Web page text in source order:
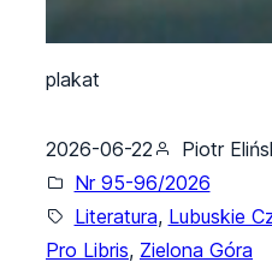
plakat
2026-06-22 Piotr
Nr 95-96/2026
Literatura, Lubuskie
Pro Libris, Zielona Góra